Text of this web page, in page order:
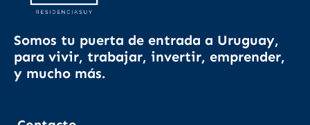
Somos tu puerta de entrada a Uruguay,
para vivir, trabajar, invertir, emprender,
y mucho más.